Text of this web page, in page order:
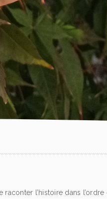
l’histoire dans